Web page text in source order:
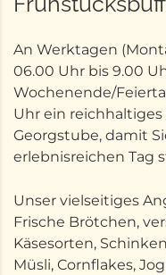
An Werktagen
06.00 Uhr bis 9.00
Wochenende/
Uhr ein
Georgstube, damit
erlebnisreichen Tag
Unser vielseitiges
Frische Brötchen,
Käsesorten,
Müsli, Cornflakes,